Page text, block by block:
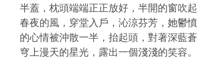
半蓋，枕頭端端正正放好，半開的窗吹起
春夜的風，穿堂入戶，沁涼芬芳，她鬱憤
的心情被沖散一半，抬起頭，對著深藍蒼
穹上漫天的星光，露出一個淺淺的笑容。